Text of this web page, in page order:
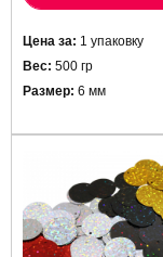
Цена за: 1 упаковку
Вес: 500 гр
Размер: 6 мм